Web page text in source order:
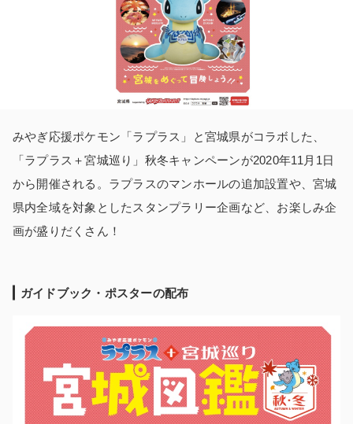
みやぎ応援ポケモン「ラプラス」と宮城県がコラボした、
「ラプラス＋宮城巡り」秋冬キャンペーンが2020年11月1日
から開催される。ラプラスのマンホールの追加設置や、宮城
県内全域を対象としたスタンプラリー企画など、お楽しみ企
画が盛りだくさん！
ガイドブック・ポスターの配布